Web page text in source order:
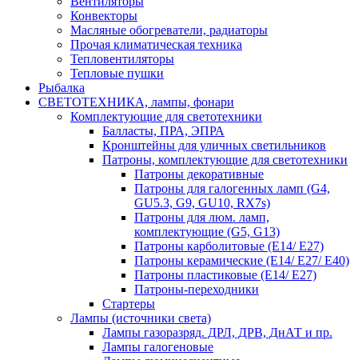
Конвекторы
Масляные обогреватели, радиаторы
Прочая климатическая техника
Тепловентиляторы
Тепловые пушки
Рыбалка
СВЕТОТЕХНИКА, лампы, фонари
Комплектующие для светотехники
Балласты, ПРА, ЭПРА
Кронштейны для уличных светильников
Патроны, комплектующие для светотехники
Патроны декоративные
Патроны для галогенных ламп (G4,
GU5.3, G9, GU10, RX7s)
Патроны для люм. ламп,
комплектующие (G5, G13)
Патроны карболитовые (E14/ E27)
Патроны керамические (E14/ E27/ E40)
Патроны пластиковые (E14/ E27)
Патроны-переходники
Стартеры
Лампы (источники света)
Лампы газоразряд. ДРЛ, ДРВ, ДнАТ и пр.
Лампы галогеновые